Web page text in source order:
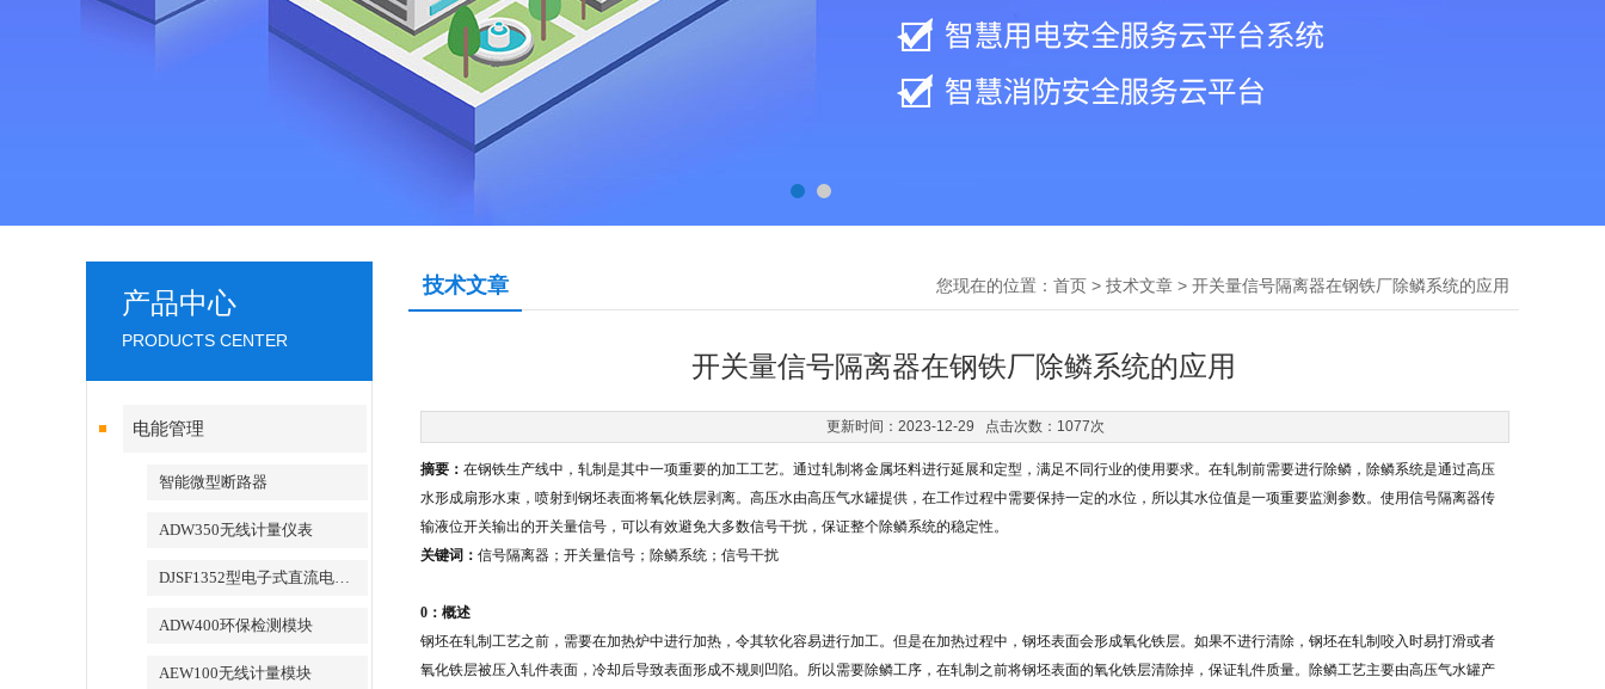
产品中心
PRODUCTS CENTER
电能管理
智能微型断路器
ADW350无线计量仪表
DJSF1352型电子式直流电能表
ADW400环保检测模块
AEW100无线计量模块
技术文章 您现在的位置： 首页 > 技术文章 > 开关量信号隔离器在钢铁厂除鳞系统的应用
开关量信号隔离器在钢铁厂除鳞系统的应用
更新时间：2023-12-29 点击次数：1077次
摘要： 在钢铁生产线中，轧制是其中一项重要的加工工艺。通过轧制将金属坯料进行延展和定型，满足不同行业的使用要求。在轧制前需要进行除鳞，除鳞系统是通过高压
水形成扇形水束，喷射到钢坯表面将氧化铁层剥离。高压水由高压气水罐提供，在工作过程中需要保持一定的水位，所以其水位值是一项重要监测参数。使用信号隔离器传
输液位开关输出的开关量信号，可以有效避免大多数信号干扰，保证整个除鳞系统的稳定性。
关键词： 信号隔离器；开关量信号；除鳞系统；信号干扰
0：概述
钢坯在轧制工艺之前，需要在加热炉中进行加热，令其软化容易进行加工。但是在加热过程中，钢坯表面会形成氧化铁层。如果不进行清除，钢坯在轧制咬入时易打滑或者
氧化铁层被压入轧件表面，冷却后导致表面形成不规则凹陷。所以需要除鳞工序，在轧制之前将钢坯表面的氧化铁层清除掉，保证轧件质量。除鳞工艺主要由高压气水罐产